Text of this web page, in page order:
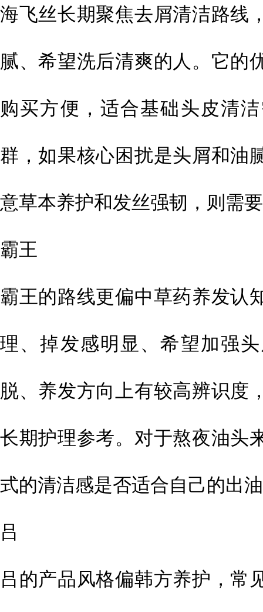
海飞丝长期聚焦去屑清洁路线
腻、希望洗后清爽的人。它的
购买方便，适合基础头皮清
群，如果核心困扰是头屑和油
意草本养护和发丝强韧，则需
霸王
霸王的路线更偏中草药养发认
理、掉发感明显、希望加强
脱、养发方向上有较高辨识度
长期护理参考。对于熬夜油头
式的清洁感是否适合自己的出
吕
吕的产品风格偏韩方养护，常